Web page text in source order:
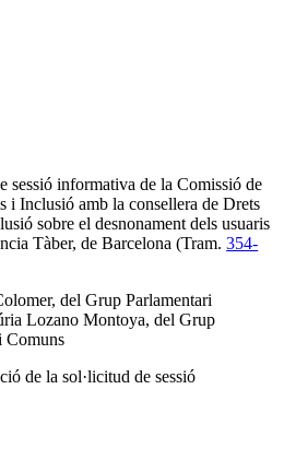
sessió informativa de la Comissió de
i Inclusió amb la consellera de Drets
sobre el desnonament dels usuaris
Tàber, de Barcelona (Tram.354-
del Grup Parlamentari
Lozano Montoya, del Grup
Comuns
de la sol·licitud de sessió